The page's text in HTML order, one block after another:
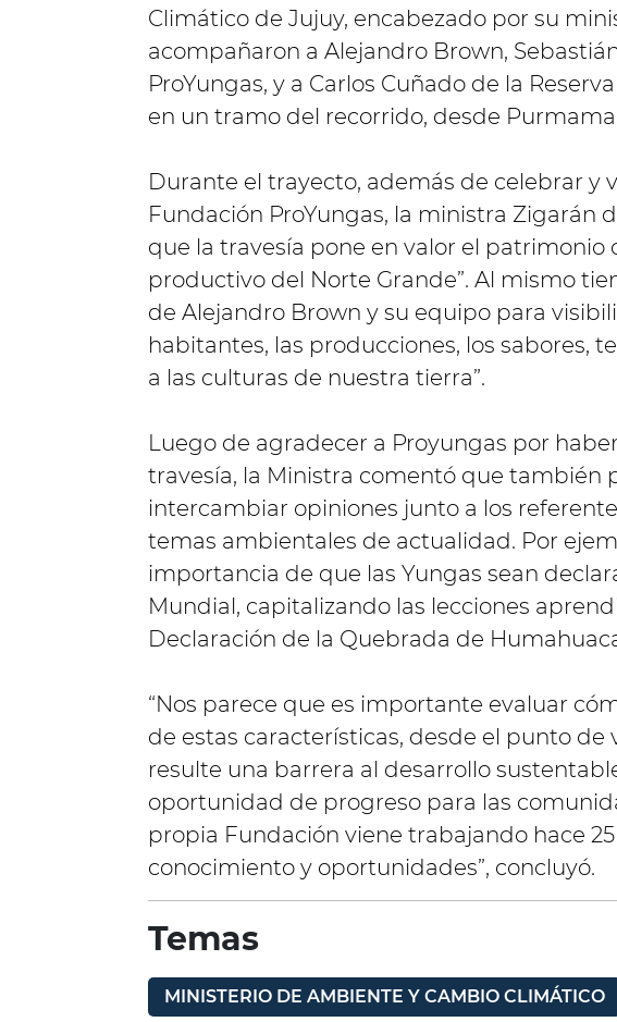
Climático de Jujuy, encabezado por su
acompañaron a Alejandro Brown,
ProYungas, y a Carlos Cuñado de la
en un tramo del recorrido, desde
Durante el trayecto, además de celebrar y
Fundación ProYungas, la ministra Zigarán
que la travesía pone en valor el patrimonio
productivo del Norte Grande”. Al mismo
de Alejandro Brown y su equipo para
habitantes, las producciones, los sabores,
a las culturas de nuestra tierra”.
Luego de agradecer a Proyungas por
travesía, la Ministra comentó que también
intercambiar opiniones junto a los
temas ambientales de actualidad. Por
importancia de que las Yungas sean
Mundial, capitalizando las lecciones
Declaración de la Quebrada de
“Nos parece que es importante evaluar
de estas características, desde el punto
resulte una barrera al desarrollo
oportunidad de progreso para las
propia Fundación viene trabajando hace
conocimiento y oportunidades”, concluyó.
Temas
MINISTERIO DE AMBIENTE Y CAMBIO CLIMÁTICO